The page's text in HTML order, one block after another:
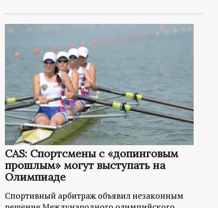
CAS: Спортсмены с «допинговым
прошлым» могут выступать на
Олимпиаде
Спортивный арбитраж объявил незаконным